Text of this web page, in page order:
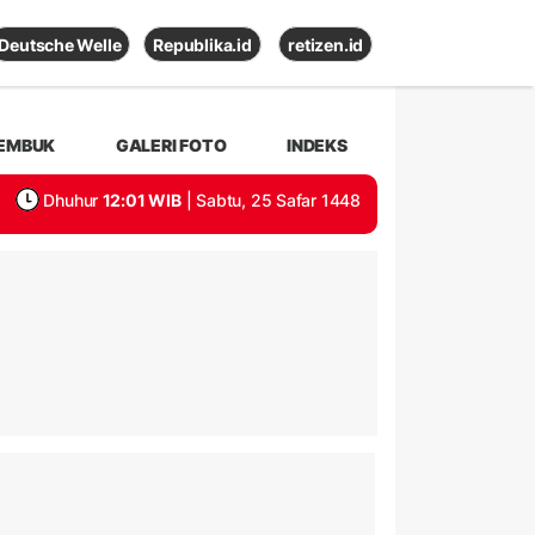
Deutsche Welle Republika.id retizen.id
GALERI FOTO INDEKS
Dhuhur 12:01 WIB | Sabtu, 25 Safar 1448